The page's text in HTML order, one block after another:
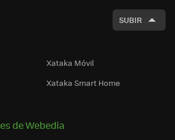
SUBIR
Xataka Móvil
Xataka Smart Home
de Webedia